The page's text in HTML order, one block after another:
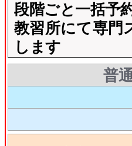
段階ごと一括予
教習所にて専門
します
普